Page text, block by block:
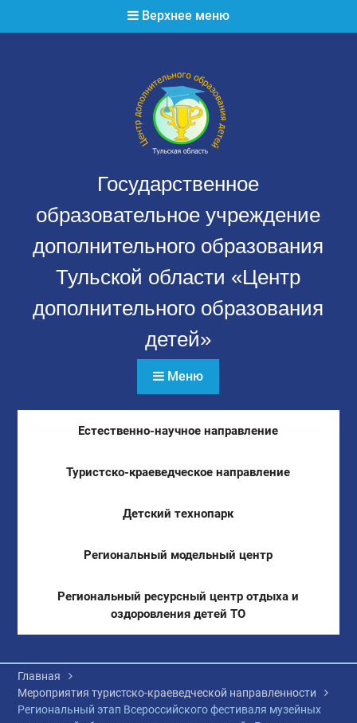
Верхнее меню
Государственное
образовательное учреждение
дополнительного образования
Тульской области «Центр
дополнительного образования
детей»
Меню
Естественно-научное направление
Туристско-краеведческое направление
Детский технопарк
Региональный модельный центр
Региональный ресурсный центр отдыха и
оздоровления детей ТО
Главная
Мероприятия туристско-краеведческой направленности
Региональный этап Всероссийского фестиваля музейных